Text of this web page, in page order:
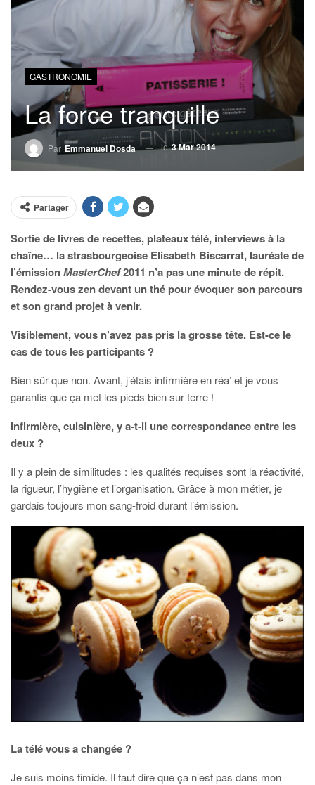
GASTRONOMIE
La force tranquille
Par Emmanuel Dosda le3 Mar 2014
Partager
Sortie de livres de recettes, plateaux télé, interviews à la
chaîne… la strasbourgeoise Elisabeth Biscarrat, lauréate de
l’émissionMasterChef2011 n’a pas une minute de répit.
Rendez-vous zen devant un thé pour évoquer son parcours
et son grand projet à venir.
Visiblement, vous n’avez pas pris la grosse tête. Est-ce le
cas de tous les participants ?
Bien sûr que non. Avant, j’étais infirmière en réa’ et je vous
garantis que ça met les pieds bien sur terre !
Infirmière, cuisinière, y a-t-il une correspondance entre les
deux ?
Il y a plein de similitudes : les qualités requises sont la réactivité,
la rigueur, l’hygiène et l’organisation. Grâce à mon métier, je
gardais toujours mon sang-froid durant l’émission.
La télé vous a changée ?
Je suis moins timide. Il faut dire que ça n’est pas dans mon